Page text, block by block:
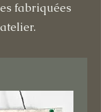
fabriquées